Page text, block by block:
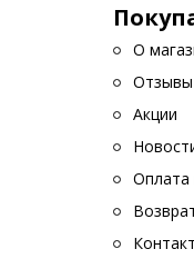
О
Отзывы
Акции
Оплата